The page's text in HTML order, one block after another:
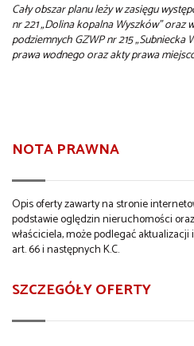
Cały obszar planu leży w zasięgu
nr 221 „Dolina kopalna Wyszków” oraz
podziemnych GZWP nr 215 „Subniecka
prawa wodnego oraz akty prawa
NOTA PRAWNA
Opis oferty zawarty na stronie
podstawie oględzin nieruchomości
właściciela, może podlegać
art. 66 i następnych K.C.
SZCZEGÓŁY OFERTY